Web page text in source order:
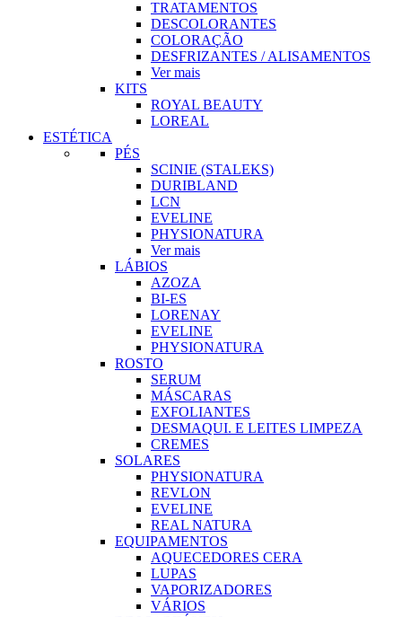
TRATAMENTOS
DESCOLORANTES
COLORAÇÃO
DESFRIZANTES / ALISAMENTOS
Ver mais
KITS
ROYAL BEAUTY
LOREAL
ESTÉTICA
PÉS
SCINIE (STALEKS)
DURIBLAND
LCN
EVELINE
PHYSIONATURA
Ver mais
LÁBIOS
AZOZA
BI-ES
LORENAY
EVELINE
PHYSIONATURA
ROSTO
SERUM
MÁSCARAS
EXFOLIANTES
DESMAQUI. E LEITES LIMPEZA
CREMES
SOLARES
PHYSIONATURA
REVLON
EVELINE
REAL NATURA
EQUIPAMENTOS
AQUECEDORES CERA
LUPAS
VAPORIZADORES
VÁRIOS